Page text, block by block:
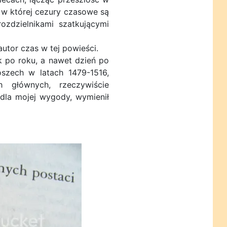
której cezury czasowe są
szatkującymi
czas w tej powieści.
po roku, a nawet dzień po
w latach 1479-1516,
rzeczywiście
mojej wygody, wymienił